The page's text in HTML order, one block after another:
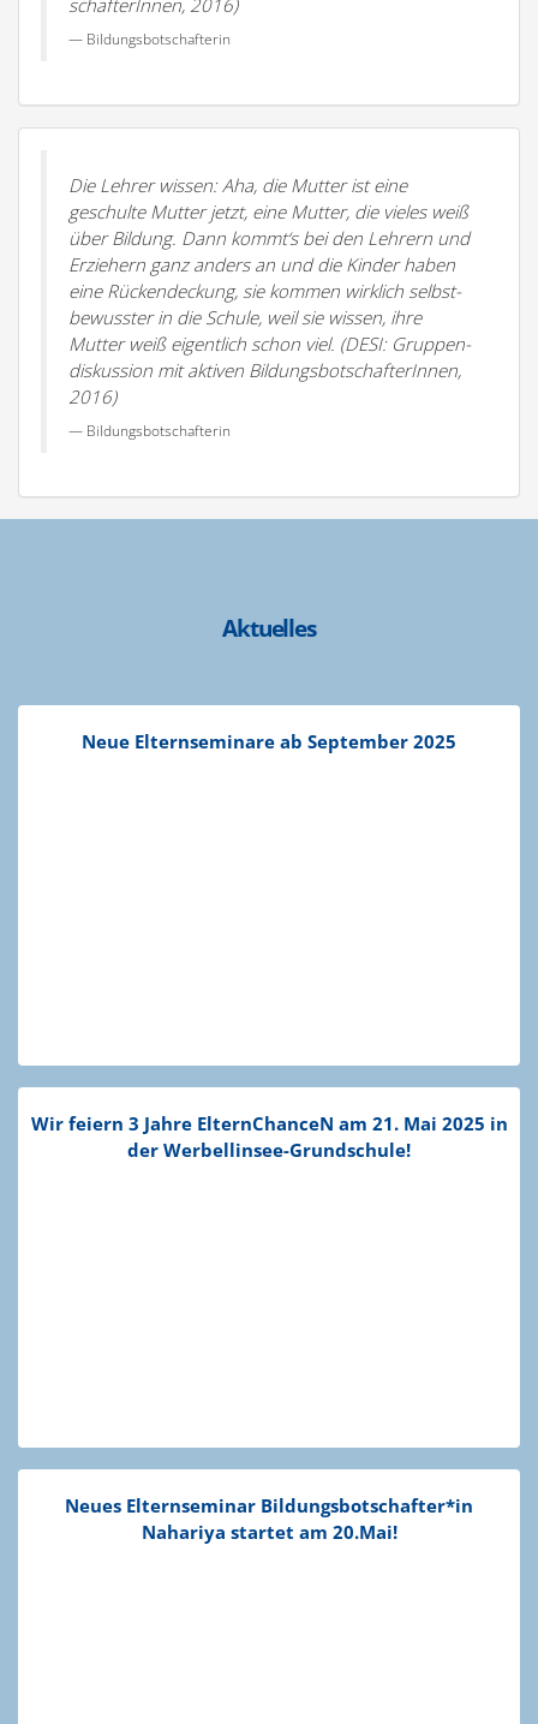
schaf­te­rInnen, 2016)
Bildungs­bot­schaf­terin
Die Lehrer wissen: Aha, die Mutter ist eine
geschulte Mutter jetzt, eine Mutter, die vieles weiß
über Bildung. Dann kommt‘s bei den Lehrern und
Erziehern ganz anders an und die Kinder haben
eine Rücken­de­ckung, sie kommen wirklich selbst­
be­wusster in die Schule, weil sie wissen, ihre
Mutter weiß eigentlich schon viel. (DESI: Gruppen­
dis­kussion mit aktiven Bildungs­bot­schaf­te­rInnen,
2016)
Bildungs­bot­schaf­terin
Aktuelles
Neue Eltern­se­minare ab September 2025
Wir feiern 3 Jahre Eltern­ChanceN am 21. Mai 2025 in
der Werbel­­linsee-Grund­­schule!
Neues Eltern­se­minar Bildungsbotschafter*in
Nahariya startet am 20.Mai!